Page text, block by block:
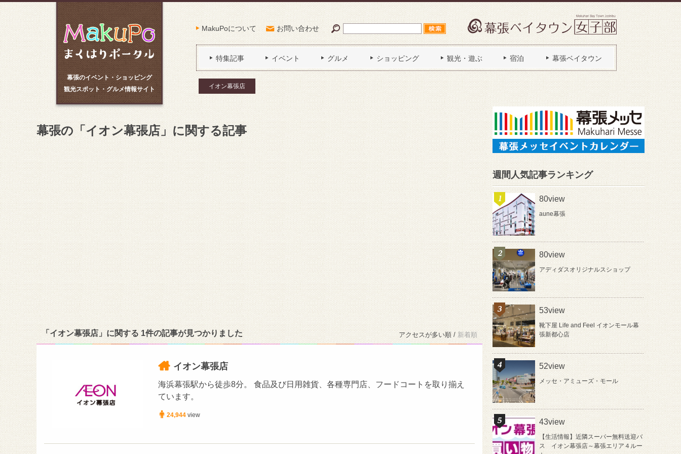
幕張のイベント・ショッピング
観光スポット・グルメ情報サイト
MakuPoについて お問い合わせ
特集記事 イベント グルメ ショッピング 観光・遊ぶ 宿泊 幕張ベイタウン
イオン幕張店
幕張の「イオン幕張店」に関する記事
「イオン幕張店」に関する 1件の記事が見つかりました アクセスが多い順 / 新着順
イオン幕張店
海浜幕張駅から徒歩8分。 食品及び日用雑貨、各種専門店、フードコートを取り揃え
ています。
24,944 view
週間人気記事ランキング
80view
aune幕張
80view
アディダスオリジナルスショップ
53view
靴下屋 Life and Feel イオンモール幕
張新都心店
52view
メッセ・アミューズ・モール
43view
【生活情報】近隣スーパー無料送迎バ
ス イオン幕張店～幕張エリア４ルー